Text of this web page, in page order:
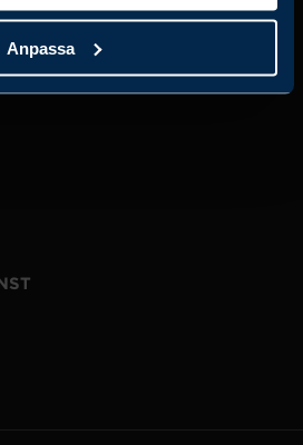
Anpassa